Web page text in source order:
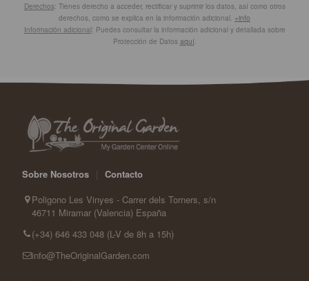
Derechos: Tienes derecho a acceder, rectificar y suprimir los datos, así como otros
derechos, como se explica en la información adicional. +info
Información adicional: Puedes consultar la información adicional y detallada sobre
Protección de Datos aquí.
Sobre Nosotros
Contacto
Poligono Les Vinyes - Carrer dels Torners, s/n
46711 Miramar (Valencia) España
(+34) 646 433 048 (L-V de 8h a 15h)
info@TheOriginalGarden.com